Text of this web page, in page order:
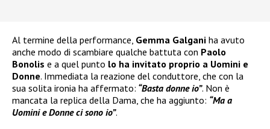
Al termine della performance, Gemma Galgani ha avuto
anche modo di scambiare qualche battuta con Paolo
Bonolis e a quel punto lo ha invitato proprio a Uomini e
Donne. Immediata la reazione del conduttore, che con la
sua solita ironia ha affermato: “Basta donne io”. Non è
mancata la replica della Dama, che ha aggiunto: “Ma a
Uomini e Donne ci sono io”.